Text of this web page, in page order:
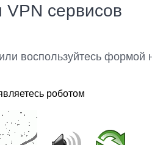
VPN сервисов
воспользуйтесь формой
роботом